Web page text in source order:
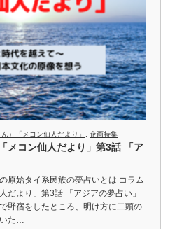
）「メコン仙人だより」 企画特集
メコン仙人だより」第3話 「ア
原始タイ系民族の夢占いとは コラム
だより」第3話 「アジアの夢占い」
野宿をしたところ、明け方に二頭の
た…